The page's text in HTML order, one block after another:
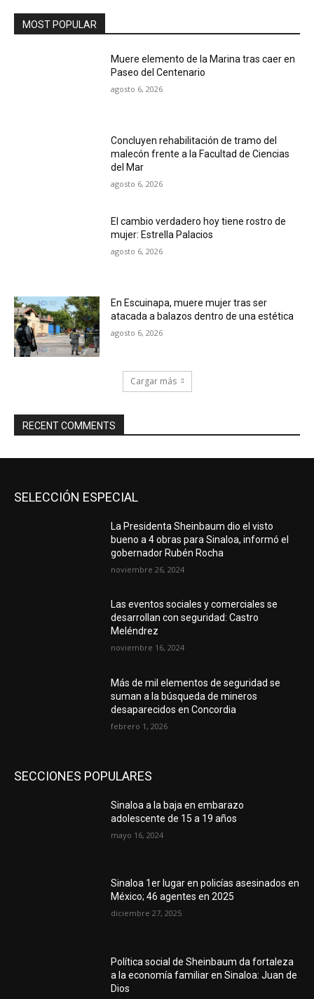
MOST POPULAR
Muere elemento de la Marina tras caer en
Paseo del Centenario
agosto 6, 2026
Concluyen rehabilitación de tramo del
malecón frente a la Facultad de Ciencias
del Mar
agosto 6, 2026
El cambio verdadero hoy tiene rostro de
mujer: Estrella Palacios
agosto 6, 2026
En Escuinapa, muere mujer tras ser
atacada a balazos dentro de una estética
agosto 6, 2026
Cargar más
RECENT COMMENTS
SELECCIÓN ESPECIAL
La Presidenta Sheinbaum dio el visto
bueno a 4 obras para Sinaloa, informó el
gobernador Rubén Rocha
noviembre 26, 2024
Las eventos sociales y comerciales se
desarrollan con seguridad: Castro
Meléndrez
noviembre 16, 2024
Más de mil elementos de seguridad se
suman a la búsqueda de mineros
desaparecidos en Concordia
febrero 1, 2026
SECCIONES POPULARES
Sinaloa a la baja en embarazo
adolescente de 15 a 19 años
mayo 16, 2024
Sinaloa 1er lugar en policías asesinados en
México; 46 agentes en 2025
diciembre 27, 2025
Política social de Sheinbaum da fortaleza
a la economía familiar en Sinaloa: Juan de
Dios